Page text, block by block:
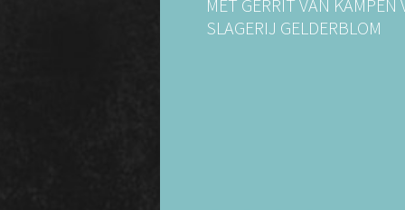
MET GERRIT VAN KAMPEN
SLAGERIJ GELDERBLOM